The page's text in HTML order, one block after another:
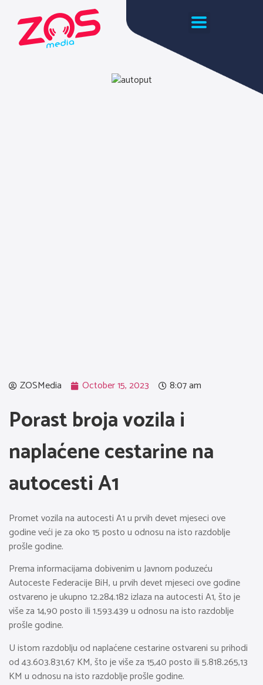
ZOSMedia October 15, 2023 8:07 am
Porast broja vozila i
naplaćene cestarine na
autocesti A1
Promet vozila na autocesti A1 u prvih devet mjeseci ove
godine veći je za oko 15 posto u odnosu na isto razdoblje
prošle godine.
Prema informacijama dobivenim u Javnom poduzeću
Autoceste Federacije BiH, u prvih devet mjeseci ove godine
ostvareno je ukupno 12.284.182 izlaza na autocesti A1, što je
više za 14,90 posto ili 1.593.439 u odnosu na isto razdoblje
prošle godine.
U istom razdoblju od naplaćene cestarine ostvareni su prihodi
od 43.603.831,67 KM, što je više za 15,40 posto ili 5.818.265,13
KM u odnosu na isto razdoblje prošle godine.